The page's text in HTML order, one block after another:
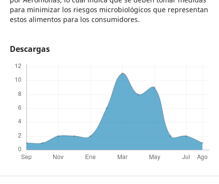
para minimizar los riesgos microbiológicos que representan
estos alimentos para los consumidores.
Descargas